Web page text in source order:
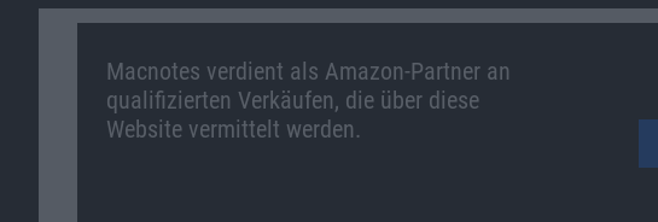
Macnotes verdient als Amazon-Partner an
qualifizierten Verkäufen, die über diese
Website vermittelt werden.